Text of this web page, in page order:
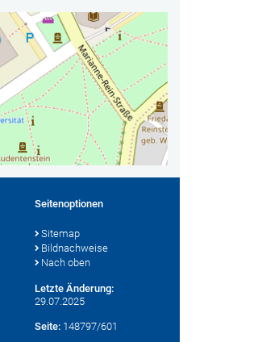
Seitenoptionen
Sitemap
Bildnachweise
Nach oben
Letzte Änderung:
29.07.2025
Seite: 148797/601